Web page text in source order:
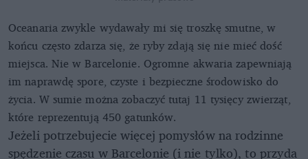
Oceanaria zwykle wydawały mi się troszkę smutne, w
końcu często zdarza się, że ryby zdają się nie mieć dość
miejsca. Nie w Barcelonie. Ogromne akwaria zapewniają
im naprawdę spore, czyste i bezpieczne środowisko do
życia. W sumie można zobaczyć tutaj 11 tysięcy zwierząt,
które reprezentują 450 gatunków.
Jeżeli potrzebujecie więcej pomysłów na rodzinne
spędzenie czasu w Barcelonie (i nie tylko), to przyda